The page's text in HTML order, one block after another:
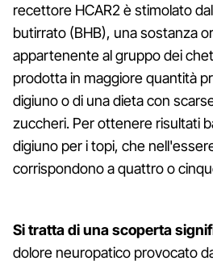
recettore HCAR2 è stimolato
butirrato (BHB), una sostanza
appartenente al gruppo dei
prodotta in maggiore quantità
digiuno o di una dieta con
zuccheri. Per ottenere risultati
digiuno per i topi, che
corrispondono a quattro o
Si tratta di una scoperta
dolore neuropatico provocato